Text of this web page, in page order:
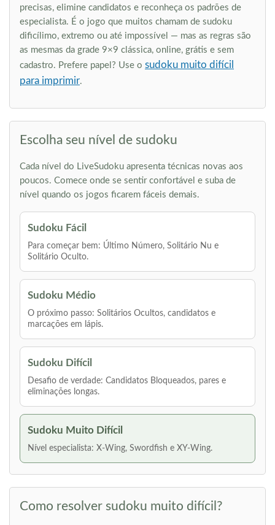
precisas, elimine candidatos e reconheça os padrões de
especialista. É o jogo que muitos chamam de sudoku
dificílimo, extremo ou até impossível — mas as regras são
as mesmas da grade 9×9 clássica, online, grátis e sem
cadastro. Prefere papel? Use o sudoku muito difícil
para imprimir.
Escolha seu nível de sudoku
Cada nível do LiveSudoku apresenta técnicas novas aos
poucos. Comece onde se sentir confortável e suba de
nível quando os jogos ficarem fáceis demais.
Sudoku Fácil
Para começar bem: Último Número, Solitário Nu e
Solitário Oculto.
Sudoku Médio
O próximo passo: Solitários Ocultos, candidatos e
marcações em lápis.
Sudoku Difícil
Desafio de verdade: Candidatos Bloqueados, pares e
eliminações longas.
Sudoku Muito Difícil
Nível especialista: X-Wing, Swordfish e XY-Wing.
Como resolver sudoku muito difícil?